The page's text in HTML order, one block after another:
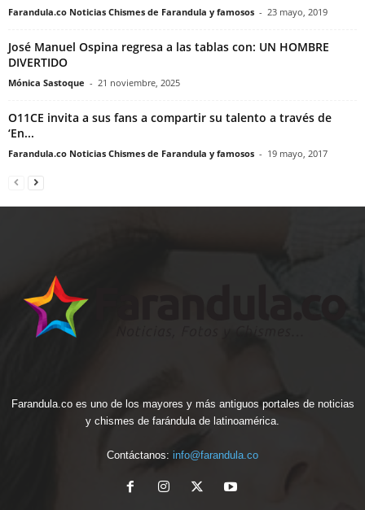
Farandula.co Noticias Chismes de Farandula y famosos - 23 mayo, 2019
José Manuel Ospina regresa a las tablas con: UN HOMBRE
DIVERTIDO
Mónica Sastoque - 21 noviembre, 2025
O11CE invita a sus fans a compartir su talento a través de
‘En...
Farandula.co Noticias Chismes de Farandula y famosos - 19 mayo, 2017
Farandula.co es uno de los mayores y más antiguos portales de noticias
y chismes de farándula de latinoamérica.
Contáctanos: info@farandula.co